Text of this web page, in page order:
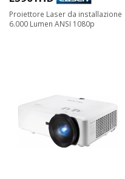
Proiettore Laser da installazione
6.000 Lumen ANSI 1080p